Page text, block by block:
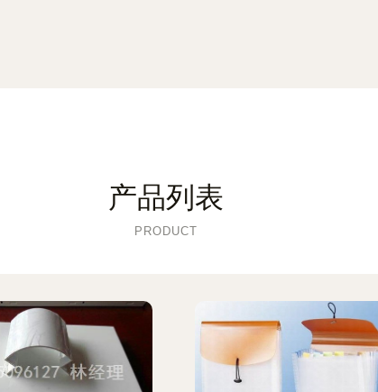
产品列表
PRODUCT